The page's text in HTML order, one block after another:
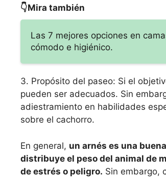
👇Mira también
Las 7 mejores opciones en
cómodo e higiénico.
3. Propósito del paseo: Si el
pueden ser adecuados. Sin
adiestramiento en habilidades
sobre el cachorro.
En general, un arnés es una
distribuye el peso del animal de
de estrés o peligro. Sin embargo,